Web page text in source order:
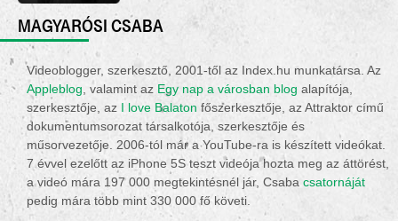
MAGYARÓSI CSABA
Videoblogger, szerkesztő, 2001-től az Index.hu munkatársa. Az
Appleblog, valamint az Egy nap a városban blog alapítója,
szerkesztője, az I love Balaton főszerkesztője, az Attraktor című
dokumentumsorozat társalkotója, szerkesztője és
műsorvezetője. 2006-tól már a YouTube-ra is készített videókat.
7 évvel ezelőtt az iPhone 5S teszt videója hozta meg az áttörést,
a videó mára 197 000 megtekintésnél jár, Csaba csatornáját
pedig mára több mint 330 000 fő követi.